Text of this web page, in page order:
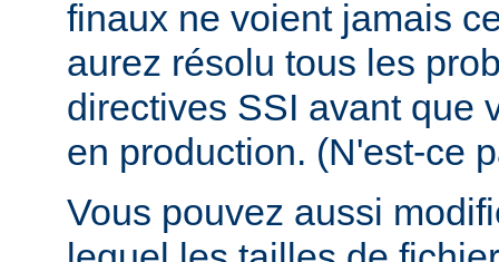
finaux ne voient jamais
aurez résolu tous les
directives SSI avant que
en production. (N'est-ce
Vous pouvez aussi